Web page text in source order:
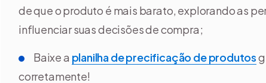
de que o produto é mais barato, explorando as
influenciar suas decisões de compra;
Baixe a planilha de precificação de produtos
corretamente!